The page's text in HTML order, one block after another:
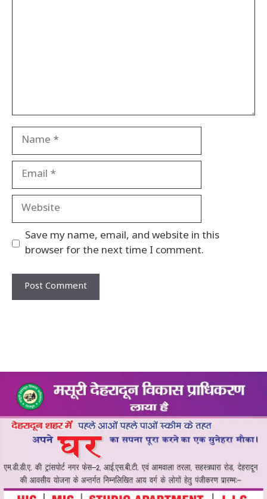
Name
Email
Website
Save my name, email, and website in this
browser for the next time I comment.